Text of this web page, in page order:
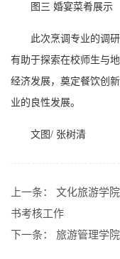
图三 婚宴菜肴展示
此次烹调专业的调
有助于探索在校师生与
经济发展，奠定餐饮创
业的良性发展。
文图/ 张树清
上一条： 文化旅游学
书考核工作
下一条： 旅游管理学